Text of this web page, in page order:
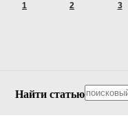
1
2
3
Найти статью